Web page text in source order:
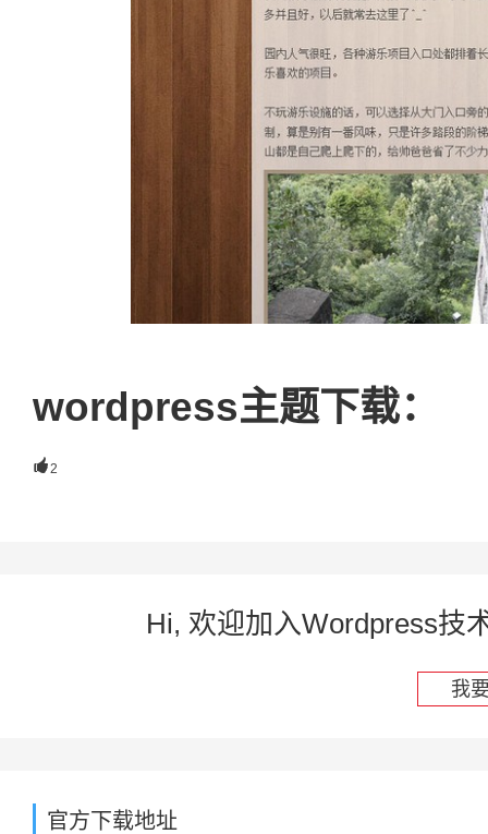
wordpress主题下载：
2
Hi, 欢迎加入Wordpress技
我
官方下载地址